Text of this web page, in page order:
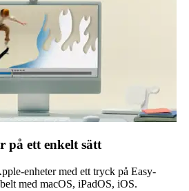
på ett enkelt sätt
enheter med ett tryck på Easy-
med macOS, iPadOS, iOS.